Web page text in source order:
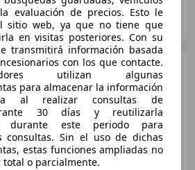
Hyundai i301.4 TGDI Tecno
140
€ 11.380 1
Preciojusto
evaluación de precios. Esto le
sitio web, ya que no tiene que
en visitas posteriores. Con su
transmitirá información basada
con los que contacte.
utilizan algunas
para almacenar la información
al realizar consultas de
30 días y reutilizarla
durante este periodo para
consultas. Sin el uso de dichas
estas funciones ampliadas no
o parcialmente.